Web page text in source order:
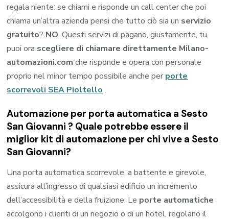
regala niente: se chiami e risponde un call center che poi
chiama un’altra azienda pensi che tutto ciò sia un servizio
gratuito? NO. Questi servizi di pagano, giustamente, tu
puoi ora scegliere di chiamare direttamente Milano-
automazioni.com che risponde e opera con personale
proprio nel minor tempo possibile anche per porte
scorrevoli SEA Pioltello.
Automazione per porta automatica a Sesto
San Giovanni ? Quale potrebbe essere il
miglior kit di automazione per chi vive a Sesto
San Giovanni?
Una porta automatica scorrevole, a battente e girevole,
assicura all’ingresso di qualsiasi edificio un incremento
dell’accessibilità e della fruizione. Le porte automatiche
accolgono i clienti di un negozio o di un hotel, regolano il